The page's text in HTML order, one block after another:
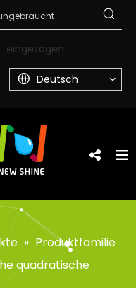
eingezogen
Deutsch
» Produktfamilie
quadratische